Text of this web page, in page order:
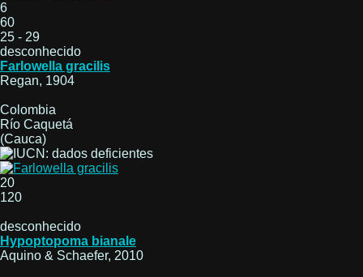
6
60
25 - 29
desconhecido
Farlowella gracilis
Regan, 1904
Colombia
Río Caquetá
(Cauca)
20
120
desconhecido
Hypoptopoma bianale
Aquino & Schaefer, 2010